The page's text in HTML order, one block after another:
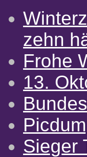
zehn
Frohe
13.
Sieger